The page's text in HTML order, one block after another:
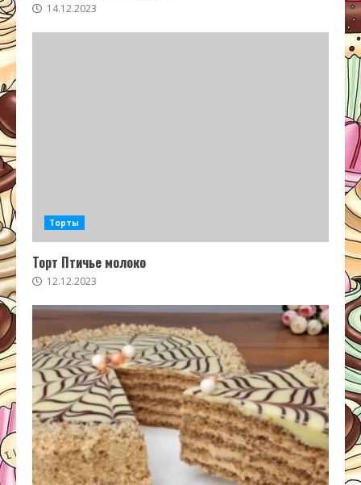
14.12.2023
Торты
Торт Птичье молоко
12.12.2023